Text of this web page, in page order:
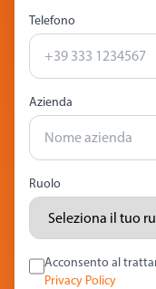
Telefono
Azienda
Ruolo
Acconsento al
Privacy Policy